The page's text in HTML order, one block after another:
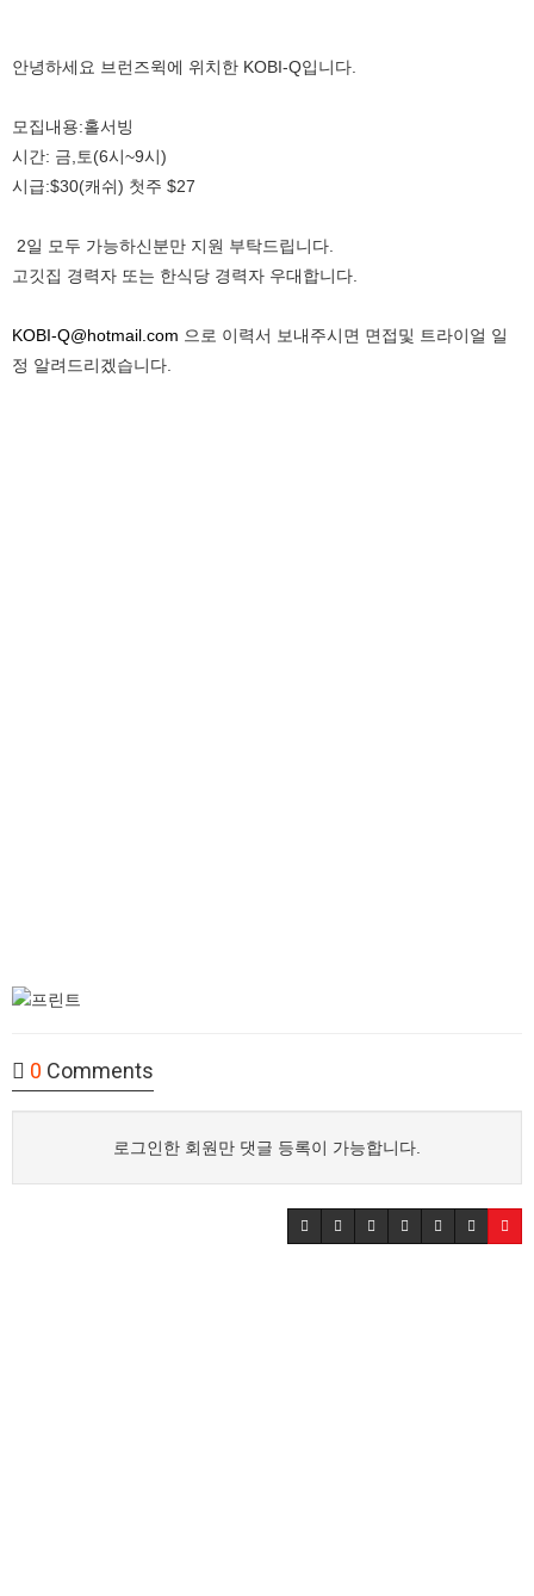
안녕하세요 브런즈윅에 위치한 KOBI-Q입니다.
모집내용:홀서빙
시간: 금,토(6시~9시)
시급:$30(캐쉬) 첫주 $27
2일 모두 가능하신분만 지원 부탁드립니다.
고깃집 경력자 또는 한식당 경력자 우대합니다.
KOBI-Q@hotmail.com 으로 이력서 보내주시면 면접및 트라이얼 일
정 알려드리겠습니다.
0 Comments
로그인한 회원만 댓글 등록이 가능합니다.